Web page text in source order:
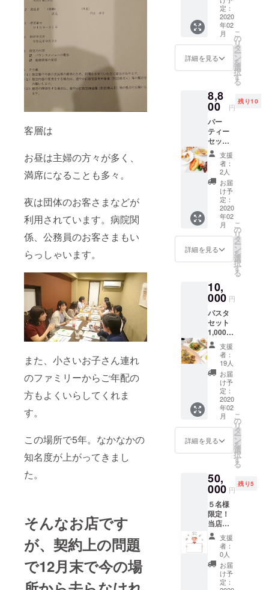
客層は
お昼は主婦の方々が多く、
満席になることも多々。
夜は団体のお客さまなどが
利用されています。病院関
係、公務員のお客さまもい
らっしゃいます。
また、小さいお子さん連れ
のファミリーからご年配の
方もよくいらしてくれま
す。
この場所で5年。なかなかの
知名度が上がってきまし
た。
そんなお店です
が、契約上の問題
で12月末で今の場
※支援数
が多い
ときは
お届け
お時間
をいた
ざいま
すので
ご了承
くださ
い。 お
届けの
目安は
メール
にてご
連絡い
たしま
す。
2020年
12月末
まで。
壁にサ
インが
書ける
いがお
肉の旨
味・弾
力もあ
りま
す。 材
ブ・赤
ワイ
イス
ター
ソー
ス・
ホール
トマ
ト・玉
ねぎ・
人参・
黒胡椒
冷凍し
てクー
ル便で
お届
味期
限 冷
１ヶ月
冷蔵庫
にて解
凍し、
レンジ
又はフ
ライパ
ン等で
温めて
お召し
上がり
を。 解
日以内
にお召
お礼の
手紙を
添え
て。 壁
にサイ
ンでき
る権利
付き。
※支援数
が多い
ときは
お届け
ロ(10～
12本）※
遠方の
方でも
可(どな
たでも)
埼玉県
アリブ
を使っ
たの濃
厚な煮
込み。
ホロっ
と簡単
に骨が
外れる
くらい
柔らか
いがお
肉の旨
味・弾
力もあ
りま
す。 材
ブ・赤
ワイ
イス
ター
ソー
ス・
ホール
トマ
ト・玉
ねぎ・
人参・
黒胡椒
冷凍し
てクー
ル便で
お届
味期
限 冷
凍庫で
１ヶ月
冷蔵庫
にて解
凍し、
レンジ
又はフ
ライパ
ン等で
温めて
定：
2020
年02
月
詳細を見る
こ
の
リ
タ
ー
ン
を
選
択
す
る
8,8
00 円
残り10
パー
ティー
セット
（11,00
0円相
当）※ご
来店さ
れた方
限定 生
ハムパ
ルメザ
ンサラ
ダ 本日
のスー
プ チー
ロース
トビー
フ(バル
サミコ
ソース)
お好き
なパス
タ２種
お好き
なピッ
ツァ１
種 ドリ
ンク４
様でも
食べら
れる
した
セット
写真と
内容が
異なる
場合あ
り。 ラ
ンチ・
ディ
ナー共
に可 要
支援
者：
2人
お届
け予
定：
2020
年02
月
詳細を見る
こ
の
リ
タ
ー
ン
を
選
択
す
る
10,
000 円
パスタ
セット
1,000円
×11回
※ご来店
された
方限定
【サラ
ダ・パ
スタ・
ドリン
ク】が
付いた
(1,200
～1,400
を1,000
円で召
し上が
れま
す。 ラ
ンチで
もディ
ナーで
も可 予
約なし
でも可
ランチ
支援
者：
19人
お届
け予
定：
2020
年02
月
詳細を見る
こ
の
リ
タ
ー
ン
を
選
択
す
る
50,
000 円
残り5
５名様
限定！
当店の
メ
ニュー
が作れ
ちゃう
権利。※
遠方の
支援
者：
0人
お届
け予
定：